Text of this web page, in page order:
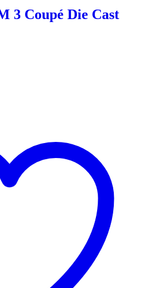
3 Coupé Die Cast